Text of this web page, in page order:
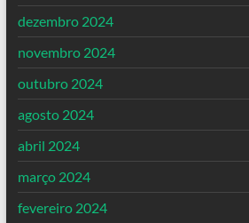
dezembro 2024
novembro 2024
outubro 2024
agosto 2024
abril 2024
março 2024
fevereiro 2024